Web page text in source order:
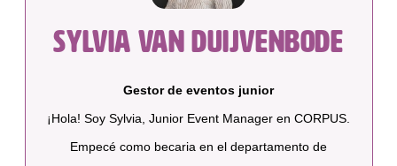
Sylvia van Duijvenbode
Gestor de eventos junior
¡Hola! Soy Sylvia, Junior Event Manager en CORPUS.
Empecé como becaria en el departamento de